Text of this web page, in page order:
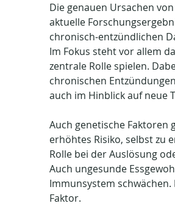
Die genauen Ursachen
aktuelle
chronisch-entzündlichen
Im Fokus steht vor allem
zentrale Rolle spielen.
chronischen
auch im Hinblick auf neue
Auch genetische Faktoren
erhöhtes Risiko, selbst zu
Rolle bei der Auslösung
Auch ungesunde
Immunsystem
Faktor.